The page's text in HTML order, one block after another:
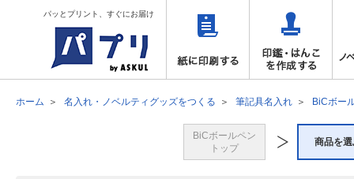
パッとプリント、すぐにお届け
ホーム 名入れ・ノベルティグッズをつくる 筆記具名入れ BiCボー
BiCボールペン
トップ
商品を